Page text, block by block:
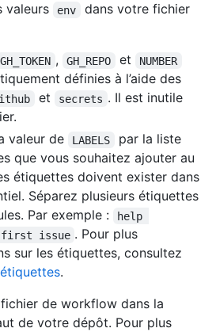
valeurs env
dans votre fichier
GH_TOKEN , GH_REPO et NUMBER
définies à l’aide des
et secrets . Il est inutile
valeur de
LABELS
par la liste
que vous souhaitez ajouter au
étiquettes doivent exister dans
Séparez plusieurs étiquettes
Par exemple :
help
first issue . Pour plus
sur les étiquettes, consultez
.
de workflow dans la
de votre dépôt. Pour plus